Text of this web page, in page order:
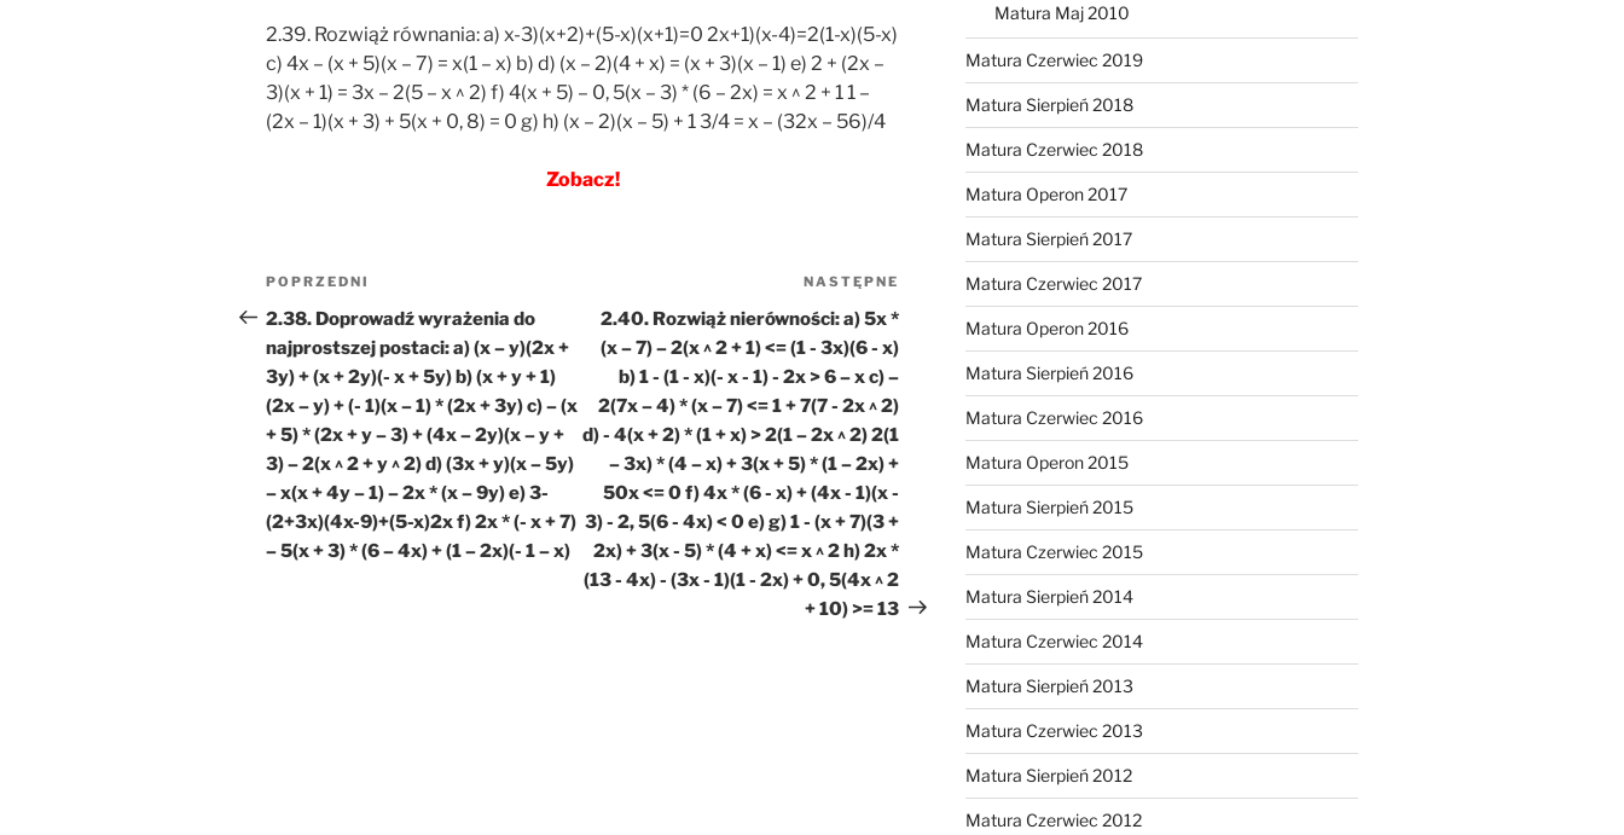
2.39. Rozwiąż równania: a) x-3)(x+2)+(5-x)(x+1)=0 2x+1)(x-4)=2(1-x)(5-x)
c) 4x – (x + 5)(x – 7) = x(1 – x) b) d) (x – 2)(4 + x) = (x + 3)(x – 1) e) 2 + (2x –
3)(x + 1) = 3x – 2(5 – x ^ 2) f) 4(x + 5) – 0, 5(x – 3) * (6 – 2x) = x ^ 2 + 1 1 –
(2x – 1)(x + 3) + 5(x + 0, 8) = 0 g) h) (x – 2)(x – 5) + 1 3/4 = x – (32x – 56)/4
Zobacz!
Nawigacja
wpisu
Poprzedni
wpis
POPRZEDNI
2.38. Doprowadź wyrażenia do
najprostszej postaci: a) (x – y)(2x +
3y) + (x + 2y)(- x + 5y) b) (x + y + 1)
(2x – y) + (- 1)(x – 1) * (2x + 3y) c) – (x
+ 5) * (2x + y – 3) + (4x – 2y)(x – y +
3) – 2(x ^ 2 + y ^ 2) d) (3x + y)(x – 5y)
– x(x + 4y – 1) – 2x * (x – 9y) e) 3-
(2+3x)(4x-9)+(5-x)2x f) 2x * (- x + 7)
– 5(x + 3) * (6 – 4x) + (1 – 2x)(- 1 – x)
Następny
wpis
NASTĘPNE
2.40. Rozwiąż nierówności: a) 5x *
(x – 7) – 2(x ^ 2 + 1) <= (1 - 3x)(6 - x)
b) 1 - (1 - x)(- x - 1) - 2x > 6 – x c) –
2(7x – 4) * (x – 7) <= 1 + 7(7 - 2x ^ 2)
d) - 4(x + 2) * (1 + x) > 2(1 – 2x ^ 2) 2(1
– 3x) * (4 – x) + 3(x + 5) * (1 – 2x) +
50x <= 0 f) 4x * (6 - x) + (4x - 1)(x -
3) - 2, 5(6 - 4x) < 0 e) g) 1 - (x + 7)(3 +
2x) + 3(x - 5) * (4 + x) <= x ^ 2 h) 2x *
(13 - 4x) - (3x - 1)(1 - 2x) + 0, 5(4x ^ 2
+ 10) >= 13
Matura Maj 2010
Matura Czerwiec 2019
Matura Sierpień 2018
Matura Czerwiec 2018
Matura Operon 2017
Matura Sierpień 2017
Matura Czerwiec 2017
Matura Operon 2016
Matura Sierpień 2016
Matura Czerwiec 2016
Matura Operon 2015
Matura Sierpień 2015
Matura Czerwiec 2015
Matura Sierpień 2014
Matura Czerwiec 2014
Matura Sierpień 2013
Matura Czerwiec 2013
Matura Sierpień 2012
Matura Czerwiec 2012